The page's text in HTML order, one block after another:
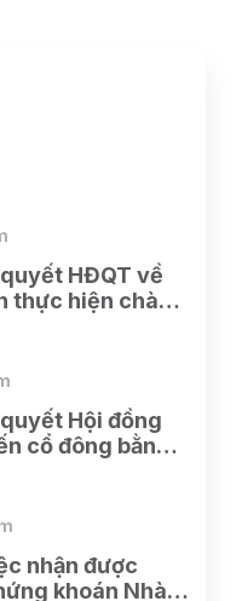
HĐQT về
thực hiện chào
Hội đồng
cổ đông bằng
nhận được
khoán Nhà